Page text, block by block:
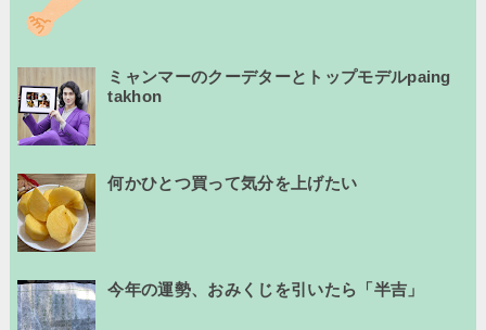
ミャンマーのクーデターとトップモデルpaing
takhon
何かひとつ買って気分を上げたい
今年の運勢、おみくじを引いたら「半吉」